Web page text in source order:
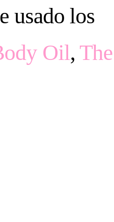
06,
/
usado los
Oil, The